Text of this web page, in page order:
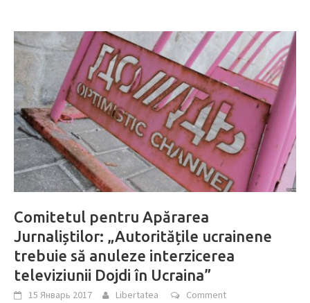
Comitetul pentru Apărarea
Jurnaliștilor: „Autoritățile ucrainene
trebuie să anuleze interzicerea
televiziunii Dojdi în Ucraina”
15 Январь 2017 Libertatea Comment